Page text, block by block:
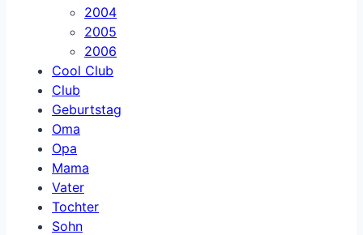
2004
2005
2006
Cool Club
Club
Geburtstag
Oma
Opa
Mama
Vater
Tochter
Sohn